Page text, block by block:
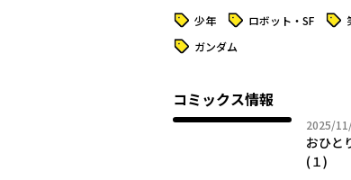
タグ 少年 タグ ロボット・SF タグ
タグ ガンダム
コミックス情報
2025/
おひと
(１)